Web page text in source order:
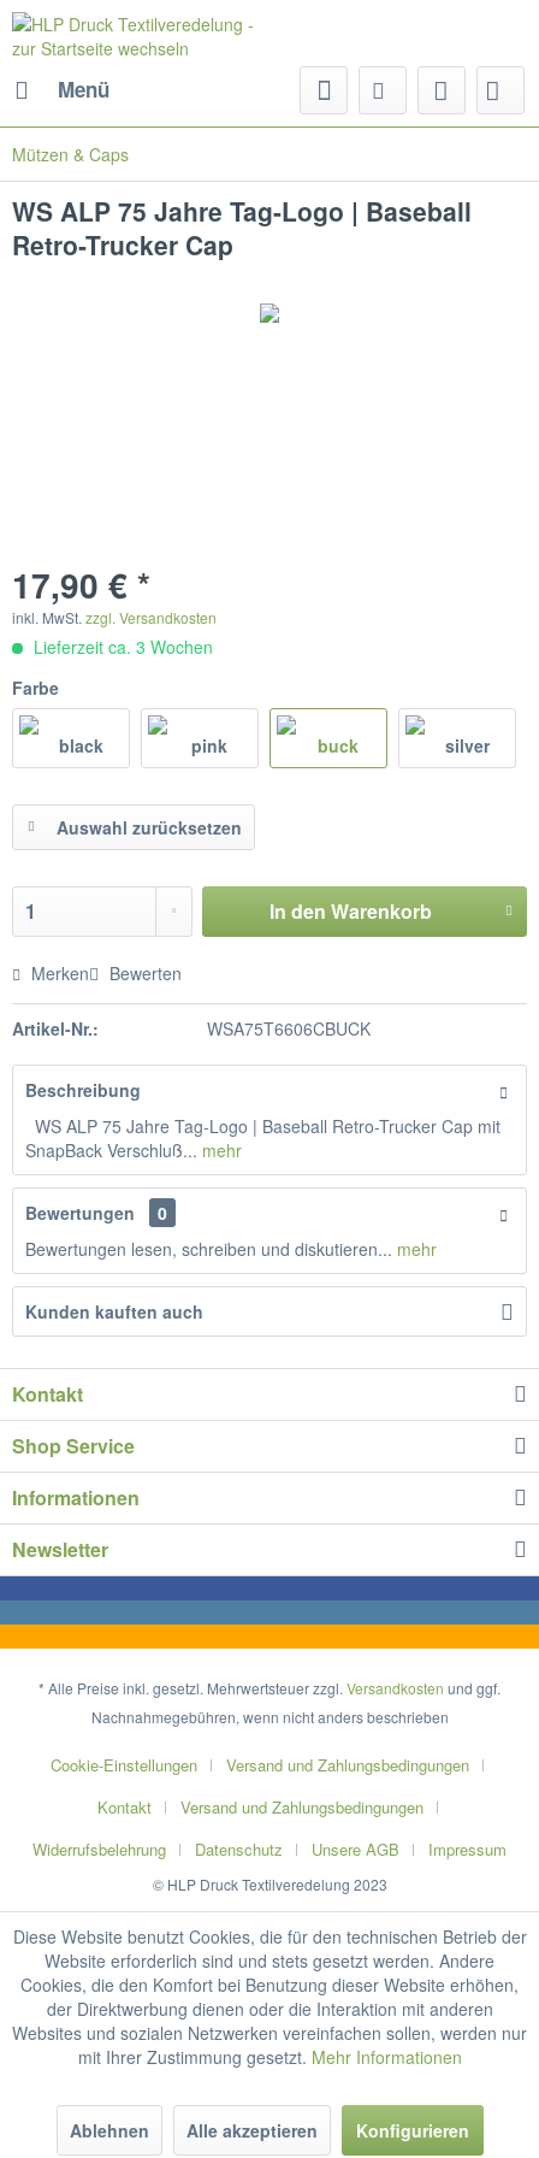
Menü
Mützen & Caps
WS ALP 75 Jahre Tag-Logo | Baseball
Retro-Trucker Cap
17,90 € *
inkl. MwSt. zzgl. Versandkosten
Lieferzeit ca. 3 Wochen
Farbe
Auswahl zurücksetzen
In den Warenkorb
Merken Bewerten
Artikel-Nr.: WSA75T6606CBUCK
Beschreibung
WS ALP 75 Jahre Tag-Logo | Baseball Retro-Trucker Cap mit
SnapBack Verschluß... mehr
Bewertungen
0
Bewertungen lesen, schreiben und diskutieren... mehr
Kunden kauften auch
Kontakt
Shop Service
Informationen
Newsletter
* Alle Preise inkl. gesetzl. Mehrwertsteuer zzgl. Versandkosten und ggf.
Nachnahmegebühren, wenn nicht anders beschrieben
Cookie-Einstellungen
Versand und Zahlungsbedingungen
Kontakt
Versand und Zahlungsbedingungen
Widerrufsbelehrung
Datenschutz Unsere AGB Impressum
© HLP Druck Textilveredelung 2023
Diese Website benutzt Cookies, die für den technischen Betrieb der
Website erforderlich sind und stets gesetzt werden. Andere
Cookies, die den Komfort bei Benutzung dieser Website erhöhen,
der Direktwerbung dienen oder die Interaktion mit anderen
Websites und sozialen Netzwerken vereinfachen sollen, werden nur
mit Ihrer Zustimmung gesetzt. Mehr Informationen
Ablehnen Alle akzeptieren Konfigurieren